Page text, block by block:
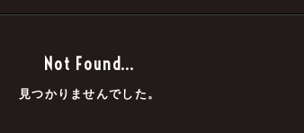
Not Found...
見つかりませんでした。
中古車